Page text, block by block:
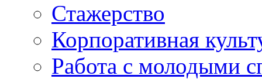
Стажерство
Корпоративная
Работа с молодыми